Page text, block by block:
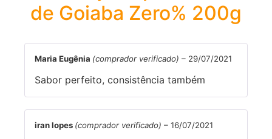
de Goiaba Zero% 200g
Maria Eugênia (comprador verificado) – 29/07/2021
Sabor perfeito, consistência também
iran lopes (comprador verificado) – 16/07/2021